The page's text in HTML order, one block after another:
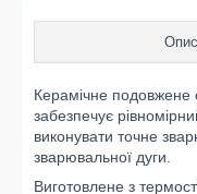
Опис
Керамічне
забезпечує
виконувати точне
зварювальної дуги.
Виготовлене з